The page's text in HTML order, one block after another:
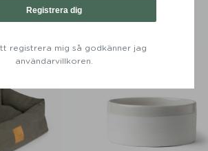
SELECTION
Registrera dig
registrera mig så godkänner jag
användarvillkoren.